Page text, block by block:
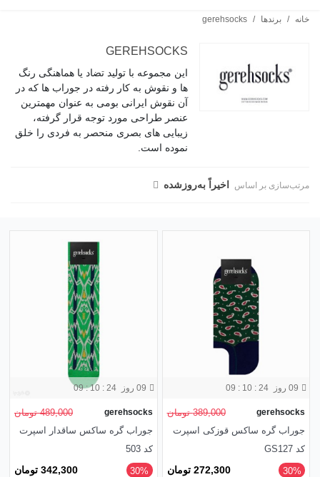
خانه / برندها /
gerehsocks
GEREHSOCKS
این مجموعه با تولید تضاد یا هماهنگی رنگ
ها و نقوش به کار رفته در جوراب ها که در
آن نقوش ایرانی بومی به عنوان مهمترین
عنصر طراحی مورد توجه قرار گرفته،
زیبایی های بصری منحصر به فردی را خلق
نموده است.
مرتب‌سازی بر اساس اخیراً به‌روز‌شده
09 روز 09 : 10 : 23
gerehsocks
389,000 تومان
جوراب گره ساکس قوزکی اسپرت
کد GS127
‎30% 272,300 تومان
09 روز 09 : 10 : 23
gerehsocks
489,000 تومان
جوراب گره ساکس ساقدار اسپرت
کد 503
‎30% 342,300 تومان